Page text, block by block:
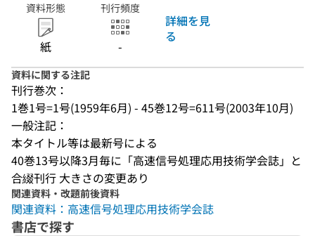
資料形態
紙
刊行頻度
-
詳細を見
る
資料に関する注記
刊行巻次：
1巻1号=1号(1959年6月) - 45巻12号=611号(2003年10月)
一般注記：
本タイトル等は最新号による
40巻13号以降3月毎に「高速信号処理応用技術学会誌」と
合綴刊行 大きさの変更あり
関連資料・改題前後資料
関連資料：高速信号処理応用技術学会誌
書店で探す